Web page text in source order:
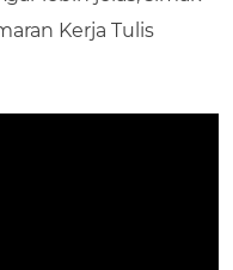
Kerja Tulis